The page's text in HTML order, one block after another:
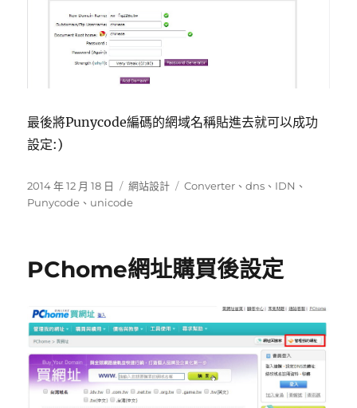
最後將Punycode編碼的網域名稱貼進去就可以成功
設定:)
發
佈
2014 年 12 月 18 日
分
類
網站設計
標
Converter 、dns 、 IDN 、
Punycode 、 unicode
PChome網址購買後設定